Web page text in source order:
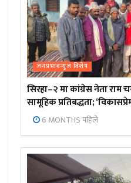
जनप्रभाबन्युज विशेष
सिरहा–२ मा कांग्रेस नेता राम
सामूहिक प्रतिबद्धता;
6 MONTHS पहिले